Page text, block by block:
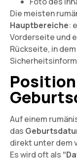
Die meisten
Hauptbereiche:
Vorderseite und
Rückseite, in
Auf einem
das
direkt unter dem
Es wird oft als